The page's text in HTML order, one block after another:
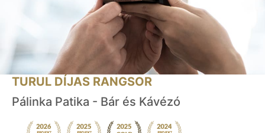
TURUL DÍJAS RANGSOR
Pálinka Patika - Bár és Kávézó